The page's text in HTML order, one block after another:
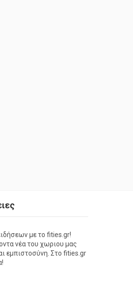
με το fities.gr!
νέα του χωριου μας
εμπιστοσύνη. Στο fities.gr